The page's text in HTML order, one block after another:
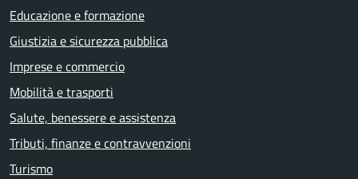
Educazione e formazione
Giustizia e sicurezza pubblica
Imprese e commercio
Mobilità e trasporti
Salute, benessere e assistenza
Tributi, finanze e contravvenzioni
Turismo